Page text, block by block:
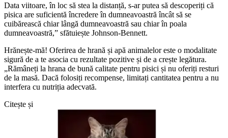
Data viitoare, în loc să stea la distanță, s-ar putea să descoperiți că
pisica are suficientă încredere în dumneavoastră încât să se
cuibărească chiar lângă dumneavoastră sau chiar în poala
dumneavoastră,” sfătuiește Johnson-Bennett.
Hrănește-mă! Oferirea de hrană și apă animalelor este o modalitate
sigură de a te asocia cu rezultate pozitive și de a crește legătura.
„Rămâneți la hrana de bună calitate pentru pisici și nu oferiți resturi
de la masă. Dacă folosiți recompense, limitați cantitatea pentru a nu
interfera cu nutriția adecvată.
Citește și